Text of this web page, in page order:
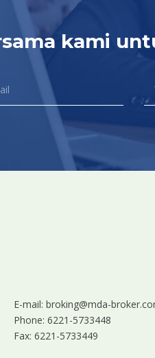
kami
E-mail: broking@mda-
Phone: 6221-5733448
Fax: 6221-5733449